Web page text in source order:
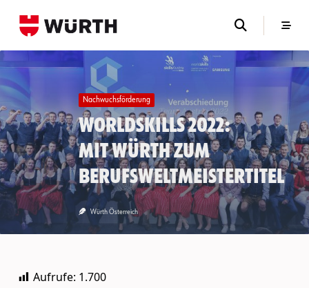
Nachwuchsförderung
WorldSkills 2022:
Mit Würth zum
Berufsweltmeistertitel
Würth Österreich
Aufrufe: 1.700